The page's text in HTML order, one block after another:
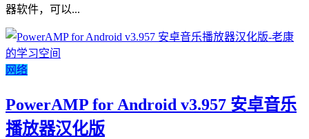
器软件，可以...
网络
PowerAMP for Android v3.957 安卓音乐
播放器汉化版